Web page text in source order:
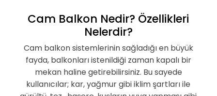
Cam Balkon Nedir? Özellikleri
Nelerdir?
Cam balkon sistemlerinin sağladığı en büyük
fayda, balkonları istenildiği zaman kapalı bir
mekan haline getirebilirsiniz. Bu sayede
kullanıcılar; kar, yağmur gibi iklim şartları ile